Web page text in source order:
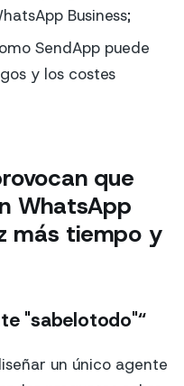
Business;
SendApp puede
y los costes
que
WhatsApp
más tiempo y
"sabelotodo"“
un único agente